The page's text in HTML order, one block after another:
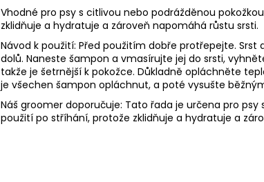
Vhodné pro psy s citlivou nebo podrážděnou
zklidňuje a hydratuje a zároveň napomáhá růstu srsti.
Návod k použití: Před použitím dobře protřepejte.
dolů. Naneste šampon a vmasírujte jej do srsti,
takže je šetrnější k pokožce. Důkladně opláchněte
je všechen šampon opláchnut, a poté vysušte
Náš groomer doporučuje: Tato řada je určena pro
použití po stříhání, protože zklidňuje a hydratuje a